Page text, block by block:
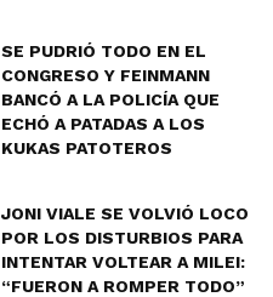
SE PUDRIÓ TODO EN EL
CONGRESO Y FEINMANN
BANCÓ A LA POLICÍA QUE
ECHÓ A PATADAS A LOS
KUKAS PATOTEROS
JONI VIALE SE VOLVIÓ LOCO
POR LOS DISTURBIOS PARA
INTENTAR VOLTEAR A MILEI:
“FUERON A ROMPER TODO”